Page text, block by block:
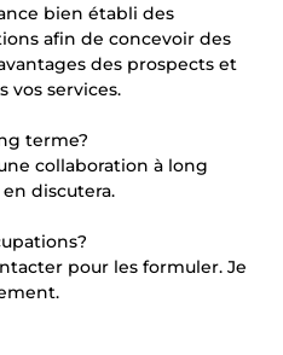
bien établi des
afin de concevoir des
des prospects et
vos services.
terme?
collaboration à long
discutera.
pour les formuler. Je